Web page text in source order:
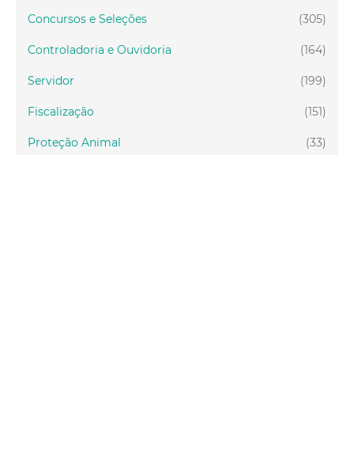
(305)
Concursos e Seleções
(164)
Controladoria e Ouvidoria
(199)
Servidor
(151)
Fiscalização
(33)
Proteção Animal